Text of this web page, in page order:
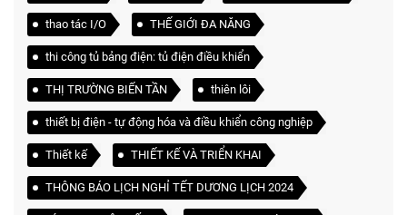
thao tác I/O THẾ GIỚI ĐA NĂNG
thi công tủ bảng điện: tủ điện điều khiển
THỊ TRƯỜNG BIẾN TẦN thiên lôi
thiết bị điện - tự động hóa và điều khiển công nghiệp
Thiết kế THIẾT KẾ VÀ TRIỂN KHAI
THÔNG BÁO LỊCH NGHỈ TẾT DƯƠNG LỊCH 2024